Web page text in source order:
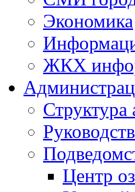
Экономика
ЖКХ
Структура
Центр